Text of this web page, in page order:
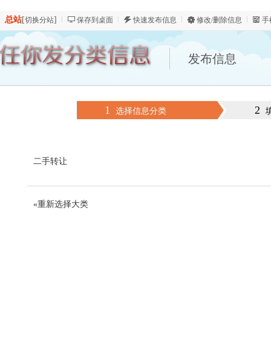
总站[切换分站] 保存到桌面 快速发布信息 修改/删除信息 手
发布信息
1 选择信息分类 2
二手转让
«重新选择大类